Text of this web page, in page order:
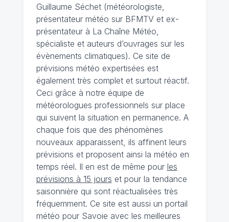
Guillaume Séchet (météorologiste,
présentateur météo sur BFMTV et ex-
présentateur à La Chaîne Météo,
spécialiste et auteurs d’ouvrages sur les
évènements climatiques). Ce site de
prévisions météo expertisées est
également très complet et surtout réactif.
Ceci grâce à notre équipe de
météorologues professionnels sur place
qui suivent la situation en permanence. A
chaque fois que des phénomènes
nouveaux apparaissent, ils affinent leurs
prévisions et proposent ainsi la météo en
temps réel. Il en est de même pour les
prévisions à 15 jours et pour la tendance
saisonnière qui sont réactualisées très
fréquemment. Ce site est aussi un portail
météo pour Savoie avec les meilleures